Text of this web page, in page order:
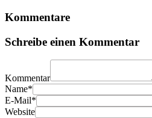
Kommentare
Schreibe einen Kommentar
Kommentar
Name*
E-Mail*
Website